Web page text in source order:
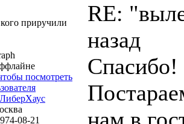
приручили
RE:
назад
Спасибо!